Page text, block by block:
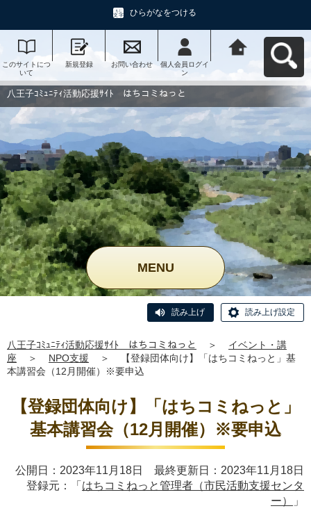
ひらがなをつける
このサイトにつ
いて
新規登録 お問い合わせ
個人会員ログイ
ン
動応援ｻｲﾄ はち
コミねっとへ戻
八王子ｺﾐｭﾆﾃｨ活動応援ｻｲﾄ はちコミねっと
MENU
読み上げ 読み上げ設定
八王子ｺﾐｭﾆﾃｨ活動応援ｻｲﾄ はちコミねっと ＞
イベント・講
座
＞ NPO支援 ＞
【登録団体向け】「はちコミねっと」基
本講習会（12月開催）※要申込
【登録団体向け】「はちコミねっと」
基本講習会（12月開催）※要申込
公開日：2023年11月18日 最終更新日：2023年11月18日
登録元：「 はちコミねっと管理者（市民活動支援センタ
ー）
」